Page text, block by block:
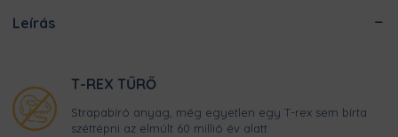
Leírás
T-REX TŰRŐ
Strapabíró anyag, még egyetlen egy T-rex sem bírta
széttépni az elmúlt 60 millió év alatt